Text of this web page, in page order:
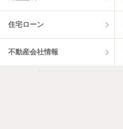
住宅ローン
不動産会社情報